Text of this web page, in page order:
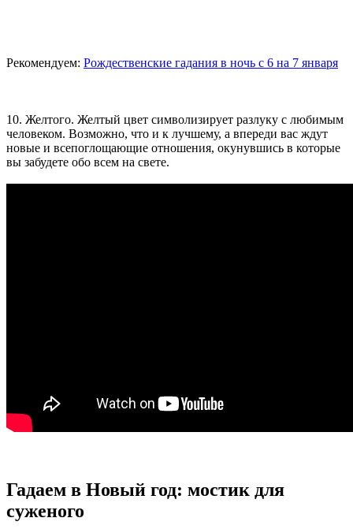
Рекомендуем: Рождественские гадания в ночь с 6 на 7 января
10. Желтого. Желтый цвет символизирует разлуку с любимым
человеком. Возможно, что и к лучшему, а впереди вас ждут
новые и всепоглощающие отношения, окунувшись в которые
вы забудете обо всем на свете.
Гадаем в Новый год: мостик для
суженого